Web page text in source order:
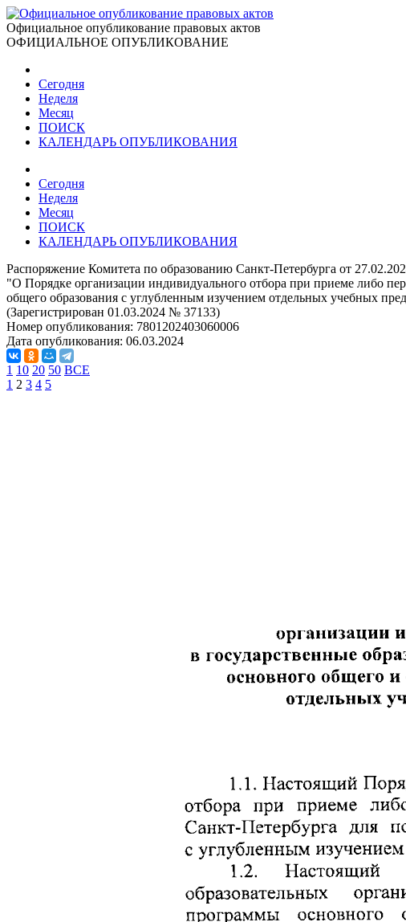
Официальное опубликование правовых актов
ОФИЦИАЛЬНОЕ ОПУБЛИКОВАНИЕ
Сегодня
Неделя
Месяц
ПОИСК
КАЛЕНДАРЬ ОПУБЛИКОВАНИЯ
Сегодня
Неделя
Месяц
ПОИСК
КАЛЕНДАРЬ ОПУБЛИКОВАНИЯ
Распоряжение Комитета по образованию Санкт-Петербурга от
"О Порядке организации индивидуального отбора при приеме либо
общего образования с углубленным изучением отдельных учебных
(Зарегистрирован 01.03.2024 № 37133)
Номер опубликования: 7801202403060006
Дата опубликования: 06.03.2024
1 10 20 50 ВСЕ
1 2 3 4 5